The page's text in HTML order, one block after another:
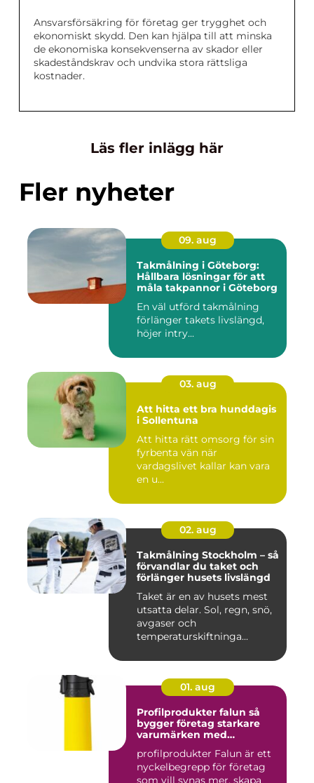
Ansvarsförsäkring för företag ger trygghet och
ekonomiskt skydd. Den kan hjälpa till att minska
de ekonomiska konsekvenserna av skador eller
skadeståndskrav och undvika stora rättsliga
kostnader.
Läs fler inlägg här
Fler nyheter
09. aug
Takmålning i Göteborg:
Hållbara lösningar för att
måla takpannor i Göteborg
En väl utförd takmålning
förlänger takets livslängd,
höjer intry...
03. aug
Att hitta ett bra hunddagis
i Sollentuna
Att hitta rätt omsorg för sin
fyrbenta vän när
vardagslivet kallar kan vara
en u...
02. aug
Takmålning Stockholm – så
förvandlar du taket och
förlänger husets livslängd
Taket är en av husets mest
utsatta delar. Sol, regn, snö,
avgaser och
temperaturskiftninga...
01. aug
Profilprodukter falun så
bygger företag starkare
varumärken med
profilprodukter Falun är ett
nyckelbegrepp för företag
som vill synas mer, skapa